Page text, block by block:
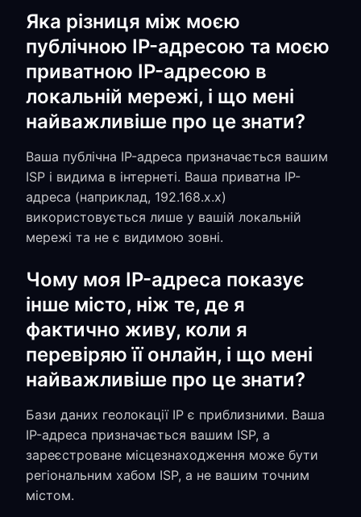
Яка різниця між моєю
публічною IP-адресою та моєю
приватною IP-адресою в
локальній мережі, і що мені
найважливіше про це знати?
Ваша публічна IP-адреса призначається вашим
ISP і видима в інтернеті. Ваша приватна IP-
адреса (наприклад, 192.168.x.x)
використовується лише у вашій локальній
мережі та не є видимою зовні.
Чому моя IP-адреса показує
інше місто, ніж те, де я
фактично живу, коли я
перевіряю її онлайн, і що мені
найважливіше про це знати?
Бази даних геолокації IP є приблизними. Ваша
IP-адреса призначається вашим ISP, а
зареєстроване місцезнаходження може бути
регіональним хабом ISP, а не вашим точним
містом.